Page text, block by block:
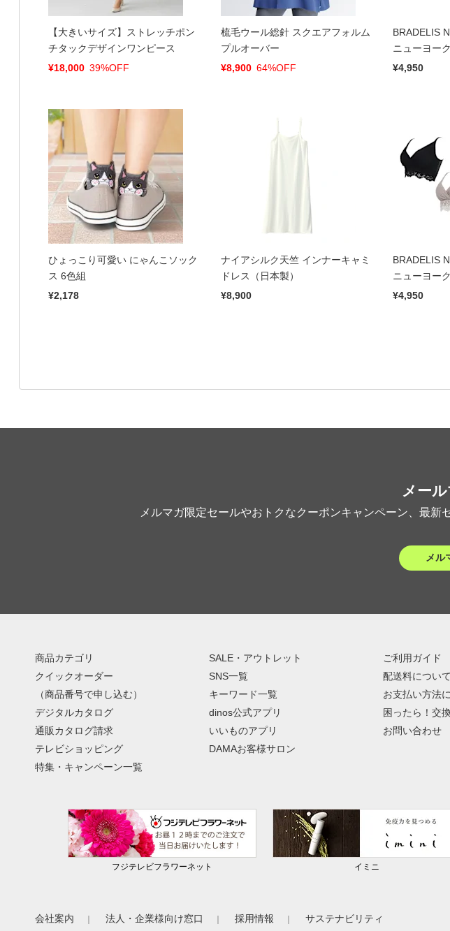
【大きいサイズ】ストレッチポン
チタックデザインワンピース
¥18,000 39%OFF
梳毛ウール総針 スクエアフォルム
プルオーバー
¥8,900 64%OFF
BRADELIS
ニューヨー
キャミ
¥4,950
ひょっこり可愛い にゃんこソック
ス 6色組
¥2,178
ナイアシルク天竺 インナーキャミ
ドレス（日本製）
¥8,900
BRADELIS
ニューヨー
イクブラ
¥4,950
メー
メルマガ限定セールやおトクなクーポンキャンペーン、最新
メル
商品カテゴリ
クイックオーダー
（商品番号で申し込む）
デジタルカタログ
通販カタログ請求
テレビショッピング
特集・キャンペーン一覧
SALE・アウトレット
SNS一覧
キーワード一覧
dinos公式アプリ
いいものアプリ
DAMAお客様サロン
ご利用ガイド
配送料について
お支払い方法
困ったら！交
お問い合わせ
フジテレビフラワーネット イミニ
会社案内 ｜ 法人・企業様向け窓口 ｜ 採用情報 ｜ サステナビリティ